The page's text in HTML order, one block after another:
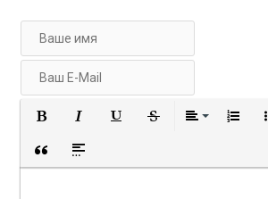
Вставка цитаты
Вставка спойлера